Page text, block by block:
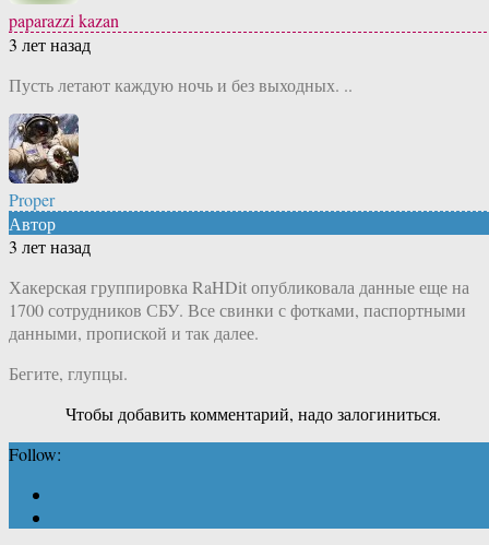
paparazzi kazan
3 лет назад
Пусть летают каждую ночь и без выходных. ..
Proper
Автор
3 лет назад
Хакерская группировка RaHDit опубликовала данные еще на
1700 сотрудников СБУ. Все свинки с фотками, паспортными
данными, пропиской и так далее.
Бегите, глупцы.
Чтобы добавить комментарий, надо залогиниться.
Follow: